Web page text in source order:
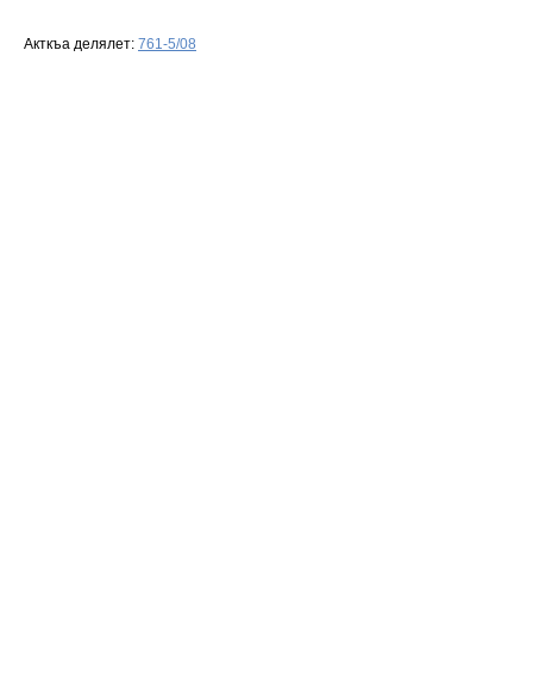
Акткъа делялет: 761-5/08